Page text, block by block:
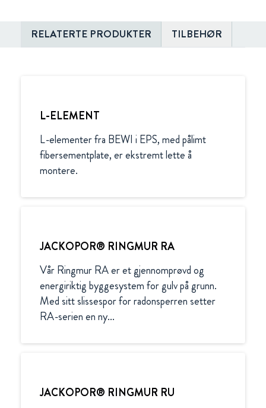
RELATERTE PRODUKTER TILBEHØR
L-ELEMENT
L-elementer fra BEWI i EPS, med pålimt
fibersementplate, er ekstremt lette å
montere.
JACKOPOR® RINGMUR RA
Vår Ringmur RA er et gjennomprøvd og
energiriktig byggesystem for gulv på grunn.
Med sitt slissespor for radonsperren setter
RA-serien en ny...
JACKOPOR® RINGMUR RU